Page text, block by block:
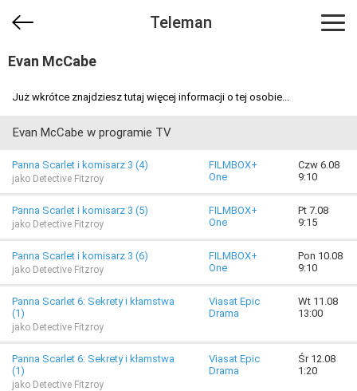
Teleman
Evan McCabe
Już wkrótce znajdziesz tutaj więcej informacji o tej osobie...
Evan McCabe w programie TV
Panna Scarlet i komisarz 3 (4)
jako Detective Fitzroy
FILMBOX+
One
Czw 6.08
9:10
Panna Scarlet i komisarz 3 (5)
jako Detective Fitzroy
FILMBOX+
One
Pt 7.08
9:15
Panna Scarlet i komisarz 3 (6)
jako Detective Fitzroy
FILMBOX+
One
Pon 10.08
9:10
Panna Scarlet 6: Sekrety i kłamstwa
(1)
jako Detective Fitzroy
Viasat Epic
Drama
Wt 11.08
13:00
Panna Scarlet 6: Sekrety i kłamstwa
(1)
jako Detective Fitzroy
Viasat Epic
Drama
Śr 12.08
1:20